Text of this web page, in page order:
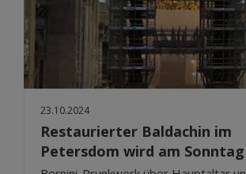
23.10.2024
Restaurierter Baldachin im
Petersdom wird am